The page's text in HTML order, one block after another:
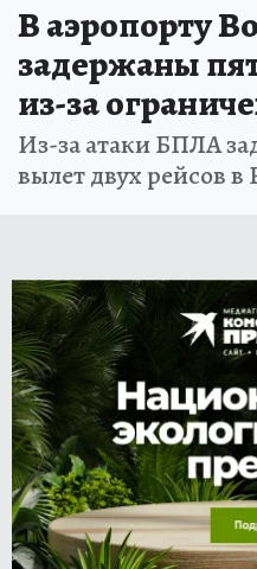
В аэропорту
задержаны
из-за
Из-за атаки БПЛА
вылет двух рейсов в